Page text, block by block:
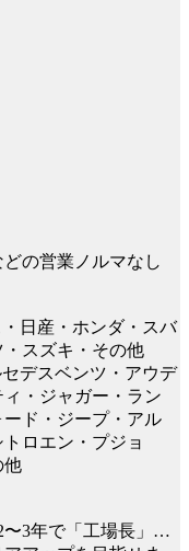
の営業ノルマなし
日産・ホンダ・スバ
スズキ・その他
デスベンツ・アウデ
・ジャガー・ラン
ード・ジープ・アル
ロエン・プジョ
他
〜3年で「工場長」…